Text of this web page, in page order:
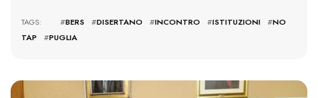
TAGS: #BERS #DISERTANO #INCONTRO #ISTITUZIONI #NO
TAP
#PUGLIA